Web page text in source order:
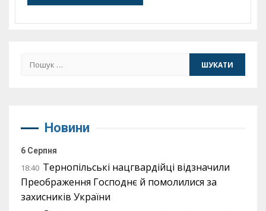
Пошук:
Новини
6 Серпня
18:40 Тернопільські нацгвардійці відзначили
Преображення Господнє й помолилися за
захисників України